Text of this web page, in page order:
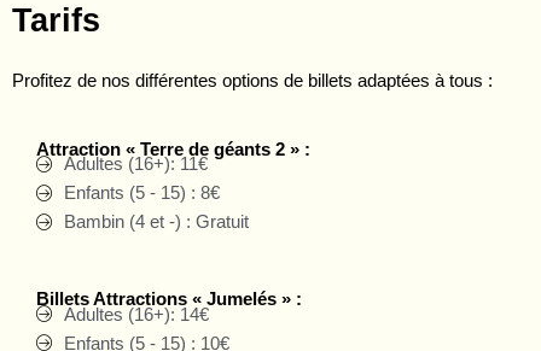
Tarifs
Profitez de nos différentes options de billets adaptées à tous :
Attraction « Terre de géants 2 » :
Adultes (16+): 11€
Enfants (5 - 15) : 8€
Bambin (4 et -) : Gratuit
Billets Attractions « Jumelés » :
Adultes (16+): 14€
Enfants (5 - 15) : 10€